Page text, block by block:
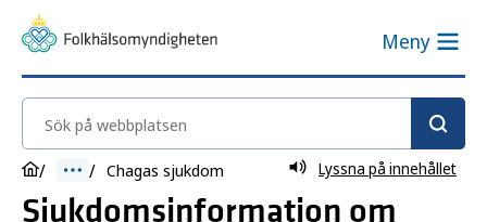
Meny
Sök på webbplatsen
Chagas sjukdom Lyssna på innehållet
Sjukdomsinformation om